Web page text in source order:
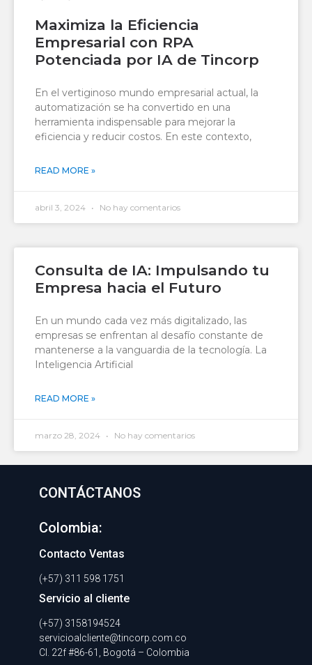
Maximiza la Eficiencia
Empresarial con RPA
Potenciada por IA de Tincorp
En el vertiginoso mundo empresarial actual, la
automatización se ha convertido en una
herramienta indispensable para mejorar la
eficiencia y reducir costos. En este contexto,
READ MORE »
abril 3, 2024 No hay comentarios
Consulta de IA: Impulsando tu
Empresa hacia el Futuro
En un mundo cada vez más digitalizado, las
empresas se enfrentan al desafío constante de
mantenerse a la vanguardia de la tecnología. La
Inteligencia Artificial
READ MORE »
marzo 28, 2024 No hay comentarios
CONTÁCTANOS
Colombia:
Contacto Ventas
(+57) 311 598 1751
Servicio al cliente
(+57) 3158194524
servicioalcliente@tincorp.com.co
Cl. 22f #86-61, Bogotá – Colombia